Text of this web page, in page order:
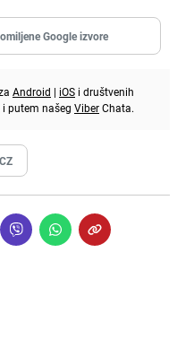
Google izvore
Android | iOS i društvenih
i putem našeg ViberChata.